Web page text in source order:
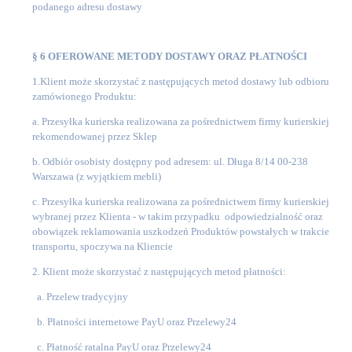
podanego adresu dostawy
§ 6 OFEROWANE METODY DOSTAWY ORAZ PŁATNOŚCI
1.Klient może skorzystać z następujących metod dostawy lub odbioru
zamówionego Produktu:
a. Przesyłka kurierska realizowana za pośrednictwem firmy kurierskiej
rekomendowanej przez Sklep
b. Odbiór osobisty dostępny pod adresem: ul. Długa 8/14 00-238
Warszawa (z wyjątkiem mebli)
c. Przesyłka kurierska realizowana za pośrednictwem firmy kurierskiej
wybranej przez Klienta - w takim przypadku odpowiedzialność oraz
obowiązek reklamowania uszkodzeń Produktów powstałych w trakcie
transportu, spoczywa na Kliencie
2. Klient może skorzystać z następujących metod płatności:
a. Przelew tradycyjny
b. Płatności internetowe PayU oraz Przelewy24
c. Płatność ratalna PayU oraz Przelewy24